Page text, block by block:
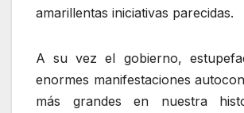
amarillentas iniciativas parecidas.
A su vez el gobierno,
enormes manifestaciones
más grandes en nuestra